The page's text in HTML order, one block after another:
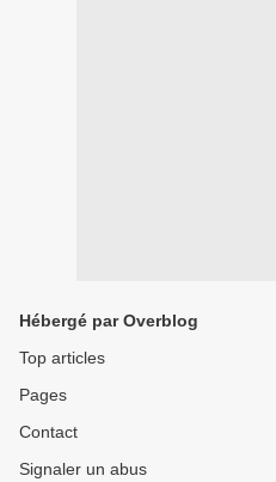
Hébergé par Overblog
Top articles
Pages
Contact
Signaler un abus